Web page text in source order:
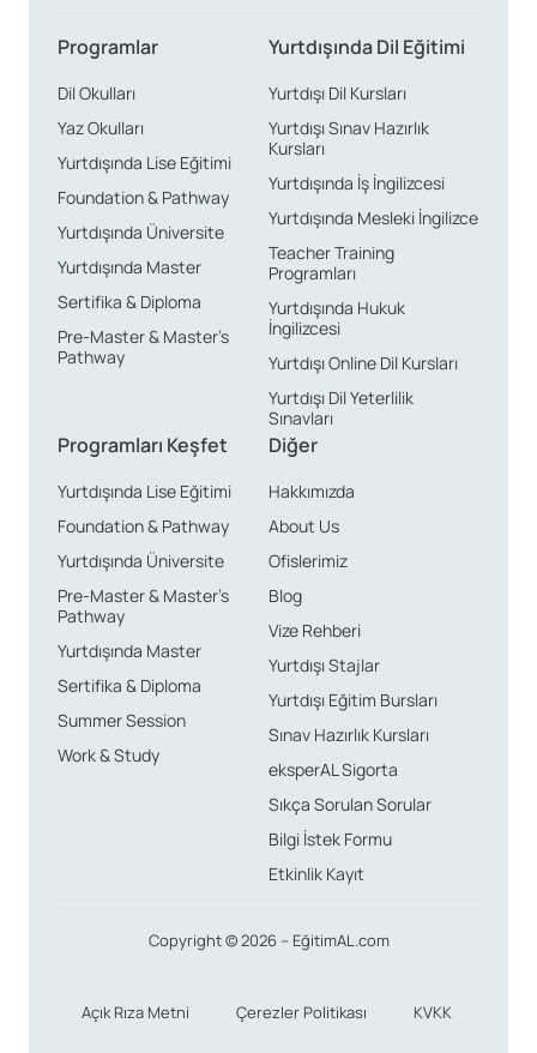
Programlar
Dil Okulları
Yaz Okulları
Yurtdışında Lise Eğitimi
Foundation & Pathway
Yurtdışında Üniversite
Yurtdışında Master
Sertifika & Diploma
Pre-Master & Master’s
Pathway
Yurtdışında Dil Eğitimi
Yurtdışı Dil Kursları
Yurtdışı Sınav Hazırlık
Kursları
Yurtdışında İş İngilizcesi
Yurtdışında Mesleki İngilizce
Teacher Training
Programları
Yurtdışında Hukuk
İngilizcesi
Yurtdışı Online Dil Kursları
Yurtdışı Dil Yeterlilik
Sınavları
Programları Keşfet
Yurtdışında Lise Eğitimi
Foundation & Pathway
Yurtdışında Üniversite
Pre-Master & Master’s
Pathway
Yurtdışında Master
Sertifika & Diploma
Summer Session
Work & Study
Diğer
Hakkımızda
About Us
Ofislerimiz
Blog
Vize Rehberi
Yurtdışı Stajlar
Yurtdışı Eğitim Bursları
Sınav Hazırlık Kursları
eksperAL Sigorta
Sıkça Sorulan Sorular
Bilgi İstek Formu
Etkinlik Kayıt
Copyright © 2026 – EğitimAL.com
Açık Rıza Metni Çerezler Politikası KVKK